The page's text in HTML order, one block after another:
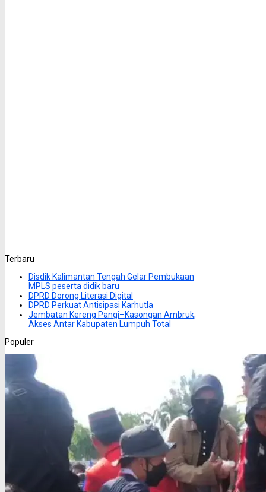
Terbaru
Disdik Kalimantan Tengah Gelar Pembukaan
MPLS peserta didik baru
DPRD Dorong Literasi Digital
DPRD Perkuat Antisipasi Karhutla
Jembatan Kereng Pangi–Kasongan Ambruk,
Akses Antar Kabupaten Lumpuh Total
Populer